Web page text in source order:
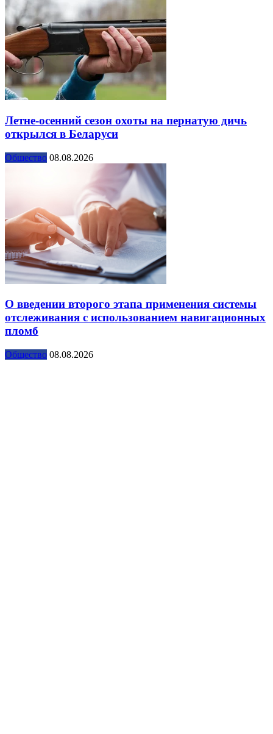
Летне-осенний сезон охоты на пернатую дичь
открылся в Беларуси
Общество 08.08.2026
О введении второго этапа применения системы
отслеживания с использованием навигационных
пломб
Общество 08.08.2026